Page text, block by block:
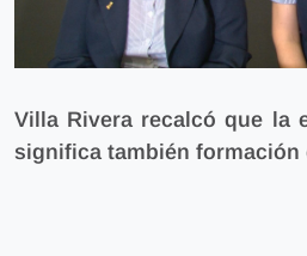
Villa Rivera recalcó que la
significa también formación